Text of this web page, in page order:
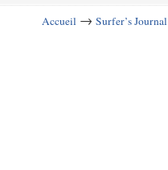
Accueil → Surfer’s Journal